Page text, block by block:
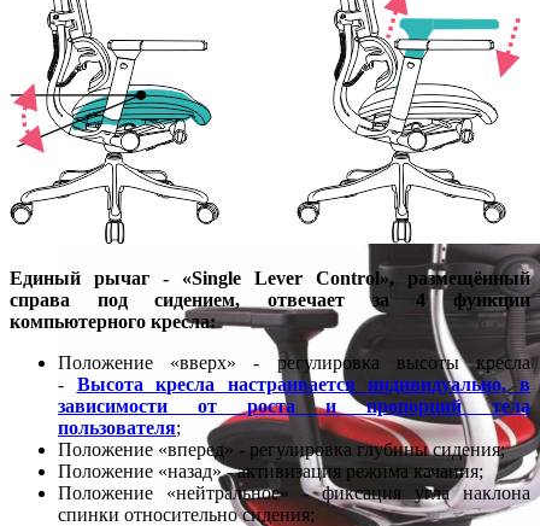
Единый рычаг - «Single Lever Control», размещённый
справа под сидением, отвечает за 4 функции
компьютерного кресла:
Положение «вверх» - регулировка высоты кресла
- Высота кресла настраивается индивидуально, в
зависимости от роста и пропорций тела
пользователя;
Положение «вперед» - регулировка глубины сидения;
Положение «назад» - активизация режима качания;
Положение «нейтральное» - фиксация угла наклона
спинки относительно сидения;